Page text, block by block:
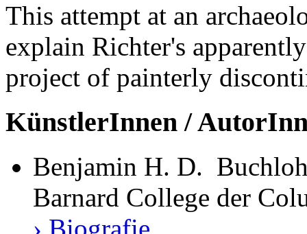
This attempt at an
explain Richter's
project of painterly
KünstlerInnen /
Benjamin H. D.
Barnard College der
› Biografie